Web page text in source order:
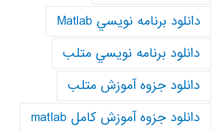
دانلود برنامه نويسي Matlab
دانلود برنامه نويسي متلب
دانلود جزوه آموزش متلب
دانلود جزوه آموزش کامل matlab